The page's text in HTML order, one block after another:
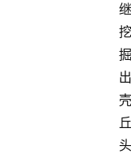
继
挖
掘
出
壳
丘
头